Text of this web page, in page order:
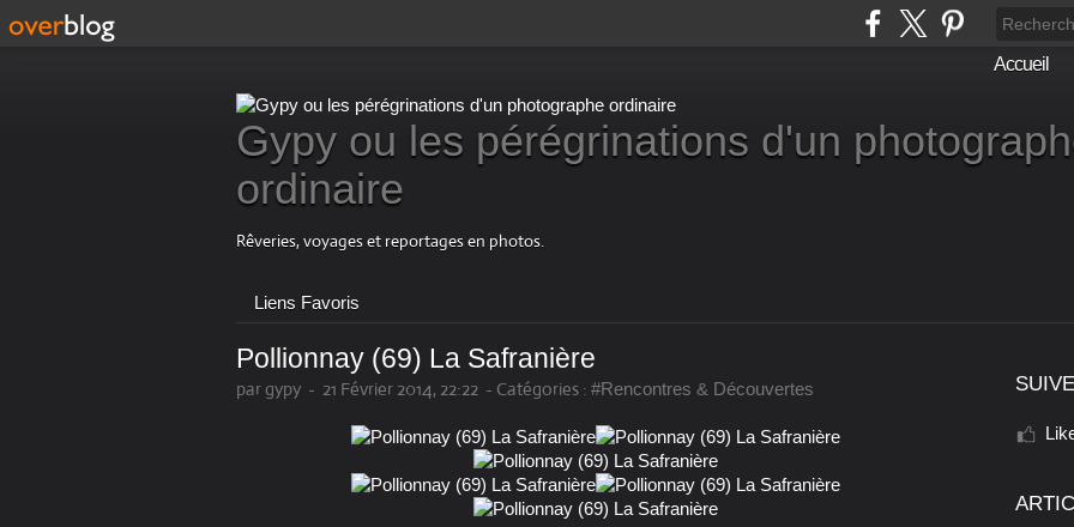
Accueil
Gypy ou les pérégrinations d'un
ordinaire
Rêveries, voyages et reportages en photos.
Liens Favoris
Pollionnay (69) La Safranière
par gypy - 21 Février 2014, 22:22 - Catégories : #Rencontres & Découvertes